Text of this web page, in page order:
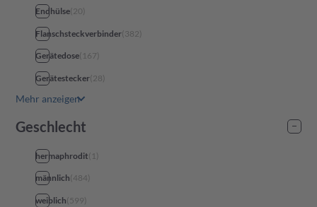
Endhülse(20)
Flanschsteckverbinder(382)
Gerätedose( 167)
Gerätestecker(28)
Mehr anzeigen
Geschlecht
hermaphrodit( 1 )
männlich(484)
weiblich(599)